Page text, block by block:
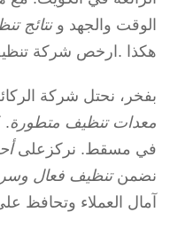
الوقت والجهد ونتائج
هكذا .ارخص شركة
بفخر، نحتل شركة
معدات تنظيف متطورة.
في مسقط. نركزعلى
نضمنتنظيف فعال
آمال العملاء وتحافظ